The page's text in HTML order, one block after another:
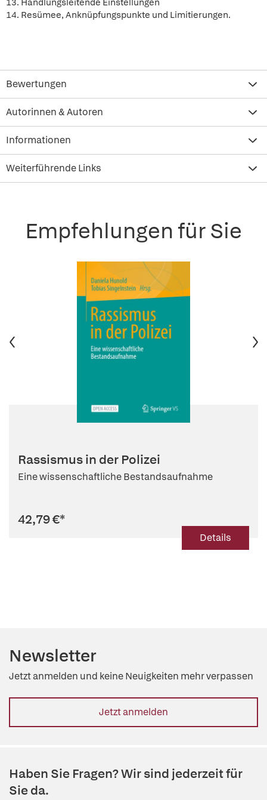
13. Handlungsleitende Einstellungen
14. Resümee, Anknüpfungspunkte und Limitierungen.
Bewertungen
Autorinnen & Autoren
Informationen
Weiterführende Links
Empfehlungen für Sie
Rassismus in der Polizei
Eine wissenschaftliche Bestandsaufnahme
42,79 €*
Details
Newsletter
Jetzt anmelden und keine Neuigkeiten mehr verpassen
Jetzt anmelden
Haben Sie Fragen? Wir sind jederzeit für
Sie da.